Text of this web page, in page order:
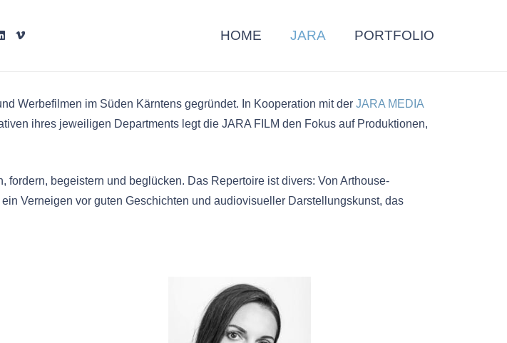
HOME JARA PORTFOLIO
Werbefilmen im Süden Kärntens gegründet. In Kooperation mit der JARA MEDIA
ihres jeweiligen Departments legt die JARA FILM den Fokus auf Produktionen,
begeistern und beglücken. Das Repertoire ist divers: Von Arthouse-
Verneigen vor guten Geschichten und audiovisueller Darstellungskunst, das